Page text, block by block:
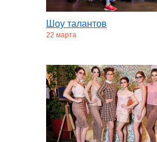
Шоу талантов
22 марта